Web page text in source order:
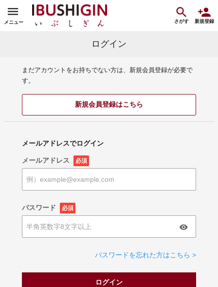
メニュー さがす 新規登録
ログイン
まだアカウントをお持ちでない方は、新規会員登録が必要で
す。
新規会員登録はこちら
メールアドレスでログイン
メールアドレス 必須
パスワード 必須
パスワードを忘れた方はこちら >
ログイン